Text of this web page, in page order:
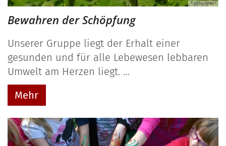
© I.Tönnessen
Bewahren der Schöpfung
Unserer Gruppe liegt der Erhalt einer
gesunden und für alle Lebewesen lebbaren
Umwelt am Herzen liegt. …
Mehr